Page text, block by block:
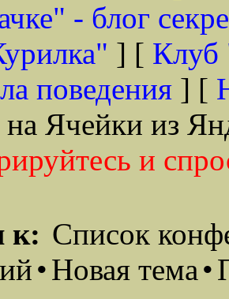
- блог
] [ Клуб
поведения ] [
Ячейки из
и
к: Список
•Новая тема•